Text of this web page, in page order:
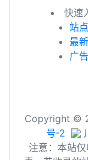
快速
站
最
广
Copyright ©
号-2
注意：本站